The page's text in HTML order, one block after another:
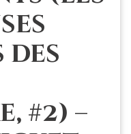
#2) –